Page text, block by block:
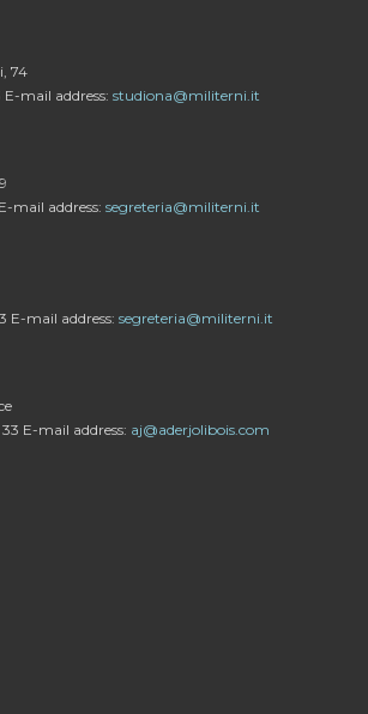
74
mail address: studiona@militerni.it
mail address: segreteria@militerni.it
E-mail address: segreteria@militerni.it
E-mail address: aj@aderjolibois.com